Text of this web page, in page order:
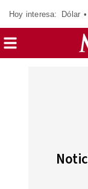
Hoy interesa: Dólar